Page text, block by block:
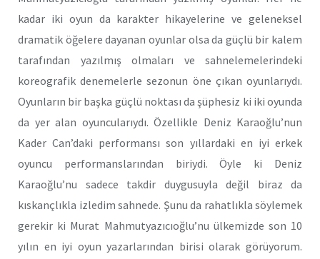
kadar iki oyun da karakter hikayelerine ve geleneksel
dramatik öğelere dayanan oyunlar olsa da güçlü bir kalem
tarafından yazılmış olmaları ve sahnelemelerindeki
koreografik denemelerle sezonun öne çıkan oyunlarıydı.
Oyunların bir başka güçlü noktası da şüphesiz ki iki oyunda
da yer alan oyuncularıydı. Özellikle Deniz Karaoğlu’nun
Kader Can’daki performansı son yıllardaki en iyi erkek
oyuncu performanslarından biriydi. Öyle ki Deniz
Karaoğlu’nu sadece takdir duygusuyla değil biraz da
kıskançlıkla izledim sahnede. Şunu da rahatlıkla söylemek
gerekir ki Murat Mahmutyazıcıoğlu’nu ülkemizde son 10
yılın en iyi oyun yazarlarından birisi olarak görüyorum.